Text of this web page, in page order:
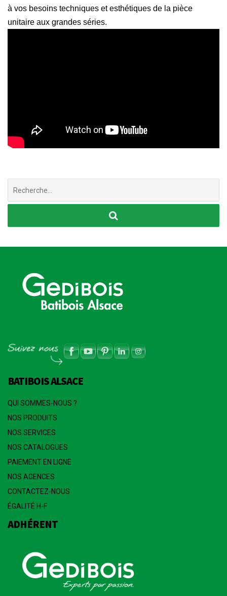
à vos besoins techniques et esthétiques de la pièce
unitaire aux grandes séries.
BATIBOIS ALSACE
QUI SOMMES-NOUS ?
NOS PRODUITS
NOS SERVICES
NOS CATALOGUES
PAIEMENT EN LIGNE
NOS AGENCES
CONTACTEZ-NOUS
ÉGALITÉ H-F
ADHÉRENT